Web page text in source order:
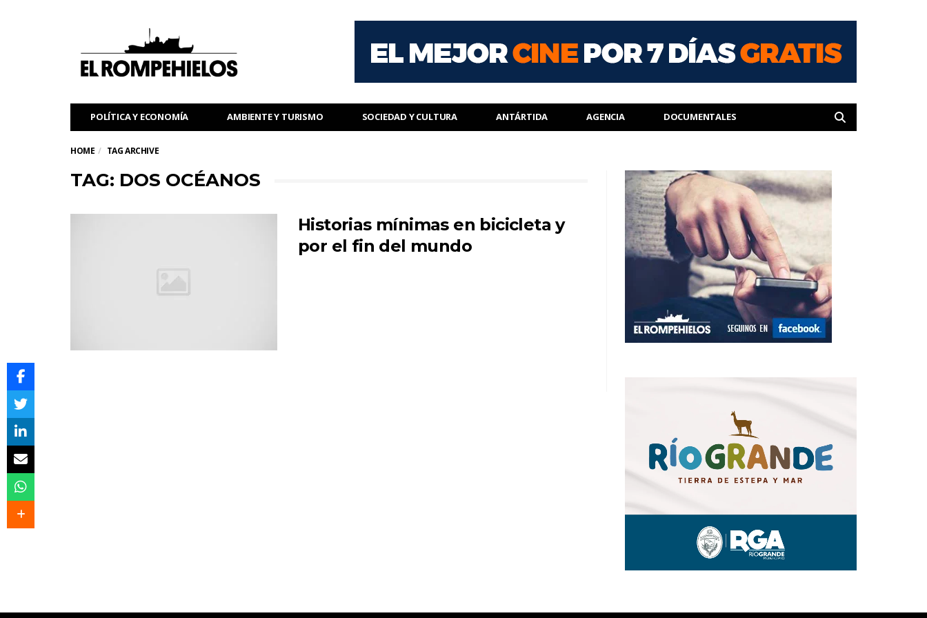
POLÍTICA Y ECONOMÍA AMBIENTE Y TURISMO SOCIEDAD Y CULTURA ANTÁRTIDA AGENCIA DOCUMENTALES
HOME TAG ARCHIVE
TAG: DOS OCÉANOS
Historias mínimas en bicicleta y
por el fin del mundo